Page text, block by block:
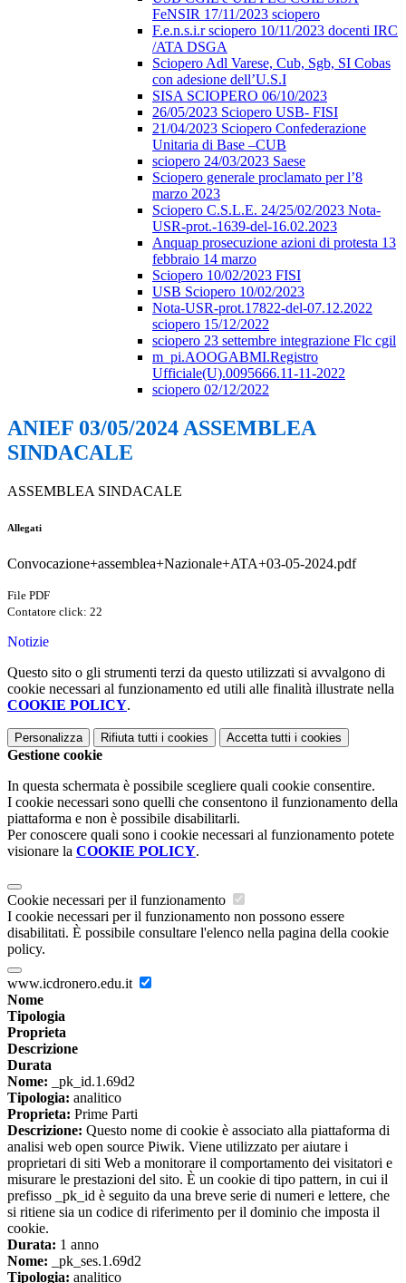
FeNSIR 17/11/2023 sciopero
F.e.n.s.i.r sciopero 10/11/2023 docenti IRC
/ATA DSGA
Sciopero Adl Varese, Cub, Sgb, SI Cobas
con adesione dell’U.S.I
SISA SCIOPERO 06/10/2023
26/05/2023 Sciopero USB- FISI
21/04/2023 Sciopero Confederazione
Unitaria di Base –CUB
sciopero 24/03/2023 Saese
Sciopero generale proclamato per l’8
marzo 2023
Sciopero C.S.L.E. 24/25/02/2023 Nota-
USR-prot.-1639-del-16.02.2023
Anquap prosecuzione azioni di protesta 13
febbraio 14 marzo
Sciopero 10/02/2023 FISI
USB Sciopero 10/02/2023
Nota-USR-prot.17822-del-07.12.2022
sciopero 15/12/2022
sciopero 23 settembre integrazione Flc cgil
m_pi.AOOGABMI.Registro
Ufficiale(U).0095666.11-11-2022
sciopero 02/12/2022
ANIEF 03/05/2024 ASSEMBLEA
SINDACALE
ASSEMBLEA SINDACALE
Allegati
Convocazione+assemblea+Nazionale+ATA+03-05-2024.pdf
File PDF
Contatore click: 22
Notizie
Questo sito o gli strumenti terzi da questo utilizzati si avvalgono di
cookie necessari al funzionamento ed utili alle finalità illustrate nella
COOKIE POLICY.
Personalizza Rifiuta tutti i cookies Accetta tutti i cookies
Gestione cookie
In questa schermata è possibile scegliere quali cookie consentire.
I cookie necessari sono quelli che consentono il funzionamento della
piattaforma e non è possibile disabilitarli.
Per conoscere quali sono i cookie necessari al funzionamento potete
visionare la COOKIE POLICY.
Cookie necessari per il funzionamento
I cookie necessari per il funzionamento non possono essere
disabilitati. È possibile consultare l'elenco nella pagina della cookie
policy.
www.icdronero.edu.it
Nome
Tipologia
Proprieta
Descrizione
Durata
Nome: _pk_id.1.69d2
Tipologia: analitico
Proprieta: Prime Parti
Descrizione: Questo nome di cookie è associato alla piattaforma di
analisi web open source Piwik. Viene utilizzato per aiutare i
proprietari di siti Web a monitorare il comportamento dei visitatori e
misurare le prestazioni del sito. È un cookie di tipo pattern, in cui il
prefisso _pk_id è seguito da una breve serie di numeri e lettere, che
si ritiene sia un codice di riferimento per il dominio che imposta il
cookie.
Durata: 1 anno
Nome: _pk_ses.1.69d2
Tipologia: analitico